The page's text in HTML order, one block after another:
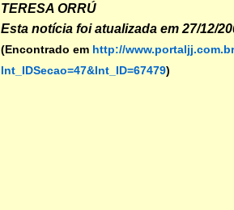
TERESA ORRÚ
Esta notícia foi atualizada em 27/12/
(Encontrado em http://
Int_IDSecao=47&Int_ID=67479)